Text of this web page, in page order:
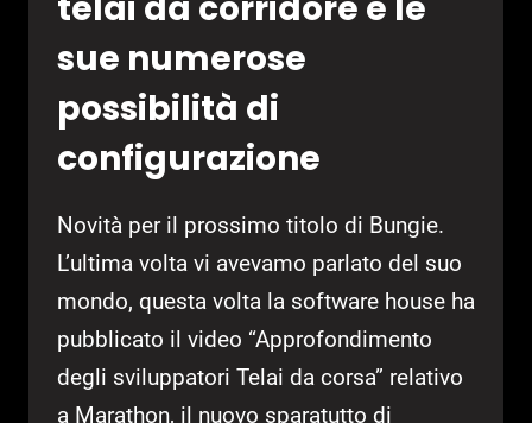
telai da corridore e le
sue numerose
possibilità di
configurazione
Novità per il prossimo titolo di Bungie.
L’ultima volta vi avevamo parlato del suo
mondo, questa volta la software house ha
pubblicato il video “Approfondimento
degli sviluppatori Telai da corsa” relativo
a Marathon, il nuovo sparatutto di